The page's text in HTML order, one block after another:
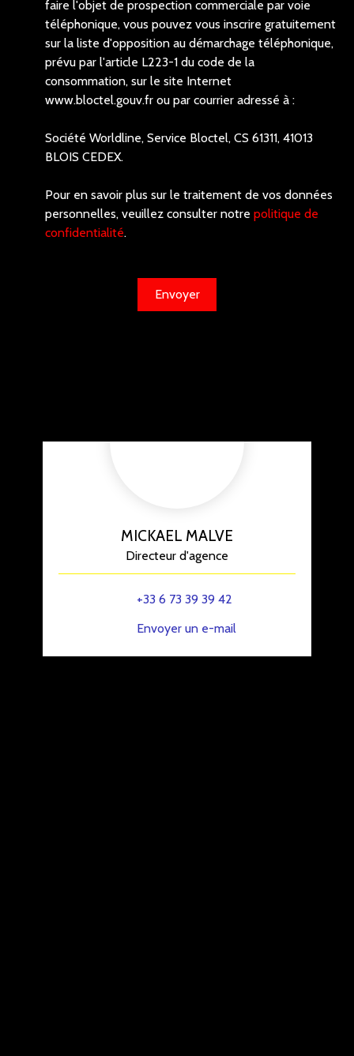
faire l'objet de prospection commerciale par voie
téléphonique, vous pouvez vous inscrire gratuitement
sur la liste d'opposition au démarchage téléphonique,
prévu par l'article L223-1 du code de la
consommation, sur le site Internet
www.bloctel.gouv.fr ou par courrier adressé à :
Société Worldline, Service Bloctel, CS 61311, 41013
BLOIS CEDEX.
Pour en savoir plus sur le traitement de vos données
personnelles, veuillez consulter notre politique de
confidentialité.
Envoyer
MICKAEL MALVE
Directeur d'agence
+33 6 73 39 39 42
Envoyer un e-mail